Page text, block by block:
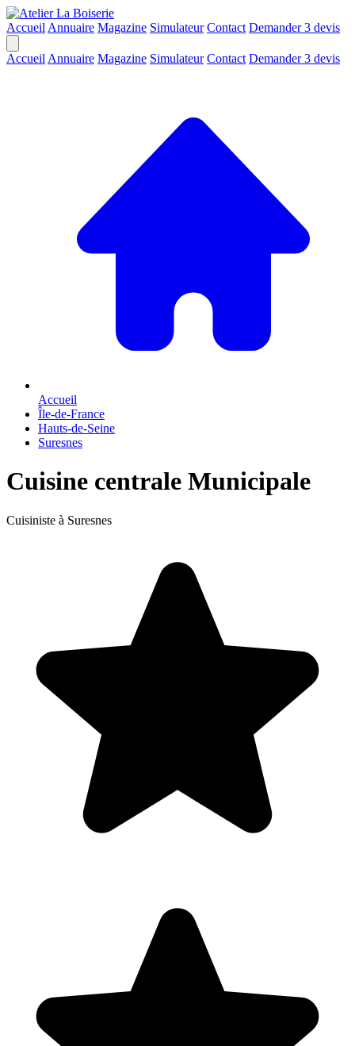
Accueil Annuaire Magazine Simulateur Contact Demander 3 devis
Accueil Annuaire Magazine Simulateur Contact Demander 3 devis
Accueil
Île-de-France
Hauts-de-Seine
Suresnes
Cuisine centrale Municipale
Cuisiniste à Suresnes